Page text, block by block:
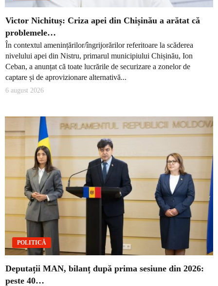
Victor Nichituș: Criza apei din Chișinău a arătat că
problemele…
În contextul amenințărilor/îngrijorărilor referitoare la scăderea
nivelului apei din Nistru, primarul municipiului Chișinău, Ion
Ceban, a anunțat că toate lucrările de securizare a zonelor de
captare și de aprovizionare alternativă...
6 august 2026
POLITICĂ
Deputații MAN, bilanț după prima sesiune din 2026:
peste 40…